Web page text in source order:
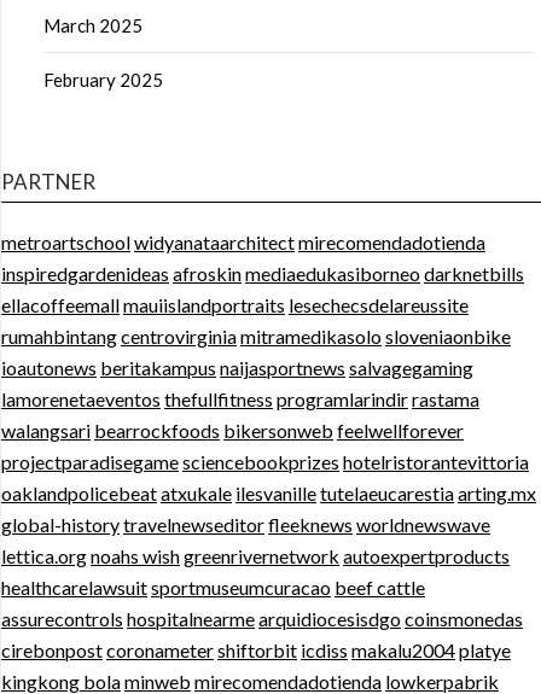
March 2025
February 2025
PARTNER
metroartschoolwidyanataarchitectmirecomendadotienda
inspiredgardenideas afroskinmediaedukasiborneodarknetbills
ellacoffeemallmauiislandportraits lesechecsdelareussite
rumahbintangcentrovirginiamitramedikasolosloveniaonbike
ioautonews beritakampus naijasportnews salvagegaming
lamorenetaeventos thefullfitness programlarindirrastama
walangsari bearrockfoods bikersonweb feelwellforever
projectparadisegamesciencebookprizes hotelristorantevittoria
oaklandpolicebeatatxukale ilesvanilletutelaeucarestiaarting.mx
global-historytravelnewseditorfleeknews worldnewswave
lettica.orgnoahs wishgreenrivernetwork autoexpertproducts
healthcarelawsuitsportmuseumcuracao beef cattle
assurecontrols hospitalnearmearquidiocesisdgocoinsmonedas
cirebonpostcoronametershiftorbit icdiss makalu2004platye
kingkong bolaminweb mirecomendadotienda lowkerpabrik